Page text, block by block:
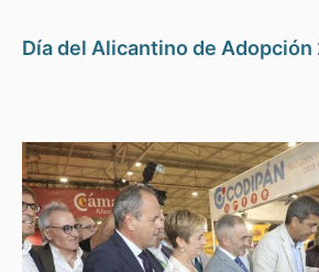
Día del Alicantino de Adopción